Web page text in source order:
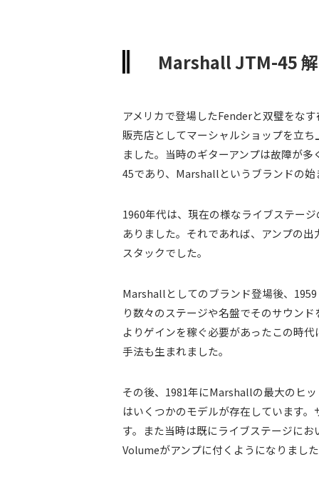
Marshall JTM-45
アメリカで登場したFenderと双璧をな
販売店としてマーシャルショップを立
ました。当時のギターアンプは故障が
45であり、Marshallというブランドの
1960年代は、現在の様なライブステー
ありました。それであれば、アンプの
スタックでした。
Marshallとしてのブランド登場後、
り数々のステージや名盤でそのサウン
よりゲインを稼ぐ必要があったこの時
手法も生まれました。
その後、1981年にMarshallの最大のヒ
はいくつかのモデルが存在しています
す。また当時は既にライブステージに
Volumeがアンプに付くようになりまし